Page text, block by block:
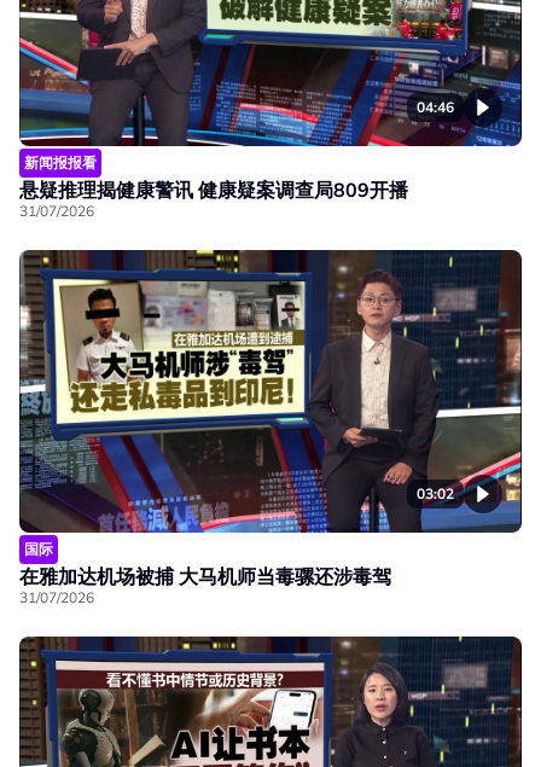
04:46
新闻报报看
悬疑推理揭健康警讯 健康疑案调查局809开播
31/07/2026
03:02
国际
在雅加达机场被捕 大马机师当毒骡还涉毒驾
31/07/2026